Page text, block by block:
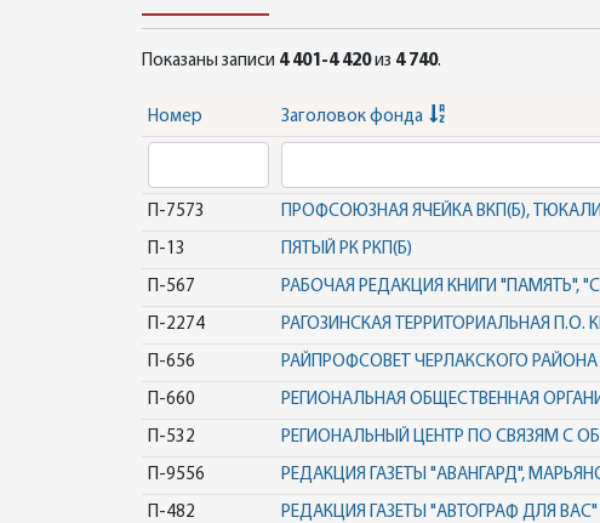
Показаны записи 4 401-4 420из 4 740.
Номер Заголовок фонда
П-7573 ПРОФСОЮЗНАЯ ЯЧЕЙКА ВКП(Б),
П-13 ПЯТЫЙ РК РКП(Б)
П-567 РАБОЧАЯ РЕДАКЦИЯ КНИГИ "ПАМЯТЬ",
П-2274 РАГОЗИНСКАЯ ТЕРРИТОРИАЛЬНАЯ П.О.
П-656 РАЙПРОФСОВЕТ ЧЕРЛАКСКОГО
П-660 РЕГИОНАЛЬНАЯ ОБЩЕСТВЕННАЯ
П-532 РЕГИОНАЛЬНЫЙ ЦЕНТР ПО СВЯЗЯМ С
П-9556 РЕДАКЦИЯ ГАЗЕТЫ "АВАНГАРД",
П-482 РЕДАКЦИЯ ГАЗЕТЫ "АВТОГРАФ ДЛЯ ВАС"